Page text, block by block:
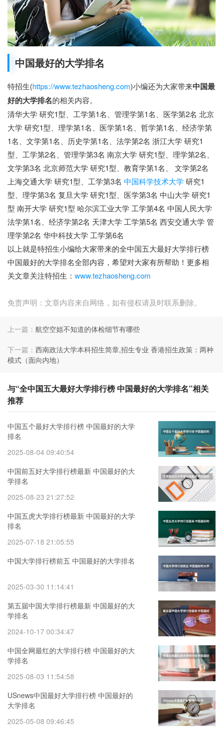
中国最好的大学排名
特招生(https://www.tezhaosheng.com)小编还为大家带来中国最
好的大学排名的相关内容。
清华大学 研究1型、工学第1名、管理学第1名、医学第2名 北京
大学 研究1型、理学第1名、医学第1名、哲学第1名、经济学第
1名、文学第1名、历史学第1名、法学第2名 浙江大学 研究1
型、工学第2名、管理学第3名 南京大学 研究1型、理学第2名、
文学第3名 北京师范大学 研究1型、教育学第1名、 文学第2名
上海交通大学 研究1型、工学第3名 中国科学技术大学研究1
型、理学第3名 复旦大学 研究1型、医学第3名 中山大学 研究1
型 南开大学 研究1型 哈尔滨工业大学 工学第4名 中国人民大学
法学第1名、经济学第2名 天津大学 工学第5名 西安交通大学 管
理学第2名 华中科技大学 工学第6名
以上就是特招生小编给大家带来的全中国五大最好大学排行榜
中国最好的大学排名全部内容，希望对大家有所帮助！更多相
关文章关注特招生： www.tezhaosheng.com
免责声明：文章内容来自网络，如有侵权请及时联系删除。
上一篇： 航空空姐不知道的体检细节有哪些
下一篇： 西南政法大学本科招生简章,招生专业 香港招生政策：两种
模式（面向内地）
与“全中国五大最好大学排行榜 中国最好的大学排名”相关
推荐
中国五个最好大学排行榜 中国最好的大学
排名
2025-08-04 09:40:54
中国前五好大学排行榜最新 中国最好的大
学排名
2025-08-23 21:27:52
中国五虎大学排行榜最新 中国最好的大学
排名
2025-07-18 21:05:55
中国大学排行榜前五 中国最好的大学排名
2025-03-30 11:14:41
第五届中国大学排行榜最新 中国最好的大
学排名
2024-10-17 00:34:47
中国全网最红的大学排行榜 中国最好的大
学排名
2025-08-03 11:54:58
USnews中国最好大学排行榜 中国最好的
大学排名
2025-05-08 09:46:45